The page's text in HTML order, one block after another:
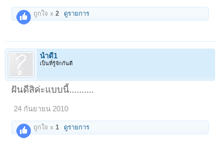
ถูกใจ x2 ดูรายการ
น้ำดี1
เป็นที่รู้จักกันดี
ฝันดีสิค่ะแบบนี้..........
24 กันยายน 2010
ถูกใจ x 1 ดูรายการ